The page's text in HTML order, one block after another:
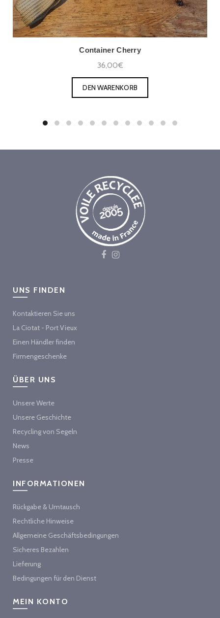
Container Cherry
36,00€
DEN WARENKORB
UNS FINDEN
Kontaktieren Sie uns
La Ciotat - Port Vieux
Einen Händler finden
Firmengeschenke
ÜBER UNS
Unsere Werte
Unsere Geschichte
Recycling von Segeln
News
Presse
INFORMATIONEN
Rückgabe & Umtausch
Rechtliche Hinweise
Allgemeine Geschäftsbedingungen
Sicheres Bezahlen
Lieferung
Bedingungen für den Dienst
MEIN KONTO